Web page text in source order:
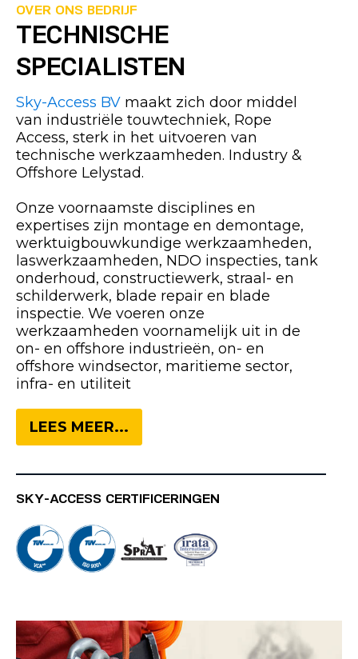
OVER ONS BEDRIJF
TECHNISCHE
SPECIALISTEN
Sky-Access BV maakt zich door middel
van industriële touwtechniek, Rope
Access, sterk in het uitvoeren van
technische werkzaamheden. Industry &
Offshore Lelystad.
Onze voornaamste disciplines en
expertises zijn montage en demontage,
werktuigbouwkundige werkzaamheden,
laswerkzaamheden, NDO inspecties, tank
onderhoud, constructiewerk, straal- en
schilderwerk, blade repair en blade
inspectie. We voeren onze
werkzaamheden voornamelijk uit in de
on- en offshore industrieën, on- en
offshore windsector, maritieme sector,
infra- en utiliteit
LEES MEER...
SKY-ACCESS CERTIFICERINGEN